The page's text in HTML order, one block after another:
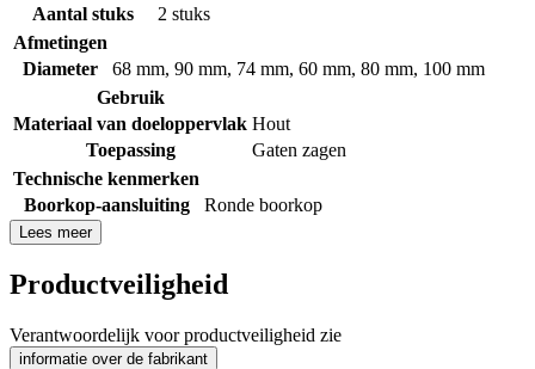
Aantal stuks
2 stuks
Afmetingen
Diameter
68 mm, 90 mm, 74 mm, 60 mm, 80 mm, 100 mm
Gebruik
Materiaal van doeloppervlak Hout
Toepassing
Gaten zagen
Technische kenmerken
Boorkop-aansluiting
Ronde boorkop
Lees meer
Productveiligheid
Verantwoordelijk voor productveiligheid zie
informatie over de fabrikant